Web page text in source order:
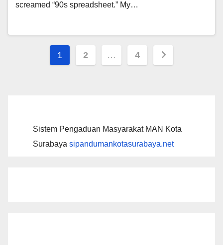
screamed “90s spreadsheet.” My…
Posts
1 2 … 4
Sistem Pengaduan Masyarakat MAN Kota
Surabayasipandumankotasurabaya.net